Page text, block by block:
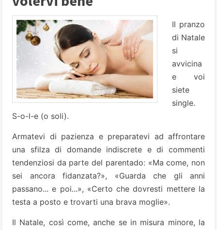
Il pranzo
di Natale
si
avvicina
e voi
siete
single.
S-o-l-e (o soli).
Armatevi di pazienza e preparatevi ad affrontare
una sfilza di domande indiscrete e di commenti
tendenziosi da parte del parentado: «Ma come, non
sei ancora fidanzata?», «Guarda che gli anni
passano... e poi...», «Certo che dovresti mettere la
testa a posto e trovarti una brava moglie».
Il Natale, così come, anche se in misura minore, la